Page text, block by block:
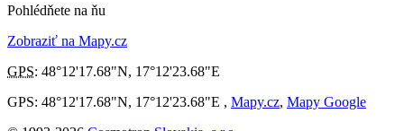
Pohlédňete na ňu
Zobraziť na Mapy.cz
GPS: 48°12'17.68"N, 17°12'23.68"E
GPS: 48°12'17.68"N, 17°12'23.68"E , Mapy.cz, Mapy Google